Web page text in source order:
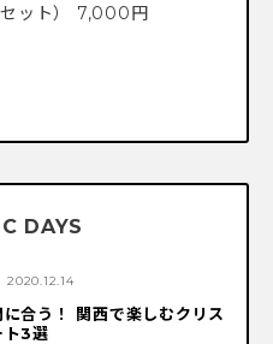
ット） 7,000円
DAYS
2020.12.14
合う！ 関西で楽しむクリス
ト3選